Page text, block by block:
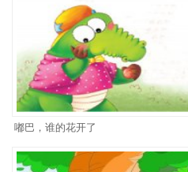
嘟巴，谁的花开了